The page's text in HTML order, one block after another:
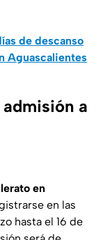
de descanso
Aguascalientes
a
en
en las
hasta el 16 de